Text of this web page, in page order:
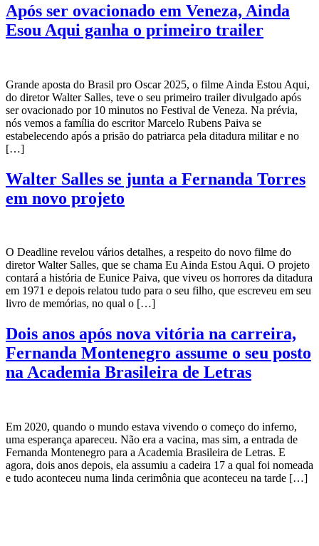
Após ser ovacionado em Veneza, Ainda
Esou Aqui ganha o primeiro trailer
Grande aposta do Brasil pro Oscar 2025, o filme Ainda Estou Aqui,
do diretor Walter Salles, teve o seu primeiro trailer divulgado após
ser ovacionado por 10 minutos no Festival de Veneza. Na prévia,
nós vemos a família do escritor Marcelo Rubens Paiva se
estabelecendo após a prisão do patriarca pela ditadura militar e no
[…]
Walter Salles se junta a Fernanda Torres
em novo projeto
O Deadline revelou vários detalhes, a respeito do novo filme do
diretor Walter Salles, que se chama Eu Ainda Estou Aqui. O projeto
contará a história de Eunice Paiva, que viveu os horrores da ditadura
em 1971 e depois relatou tudo para o seu filho, que escreveu em seu
livro de memórias, no qual o […]
Dois anos após nova vitória na carreira,
Fernanda Montenegro assume o seu posto
na Academia Brasileira de Letras
Em 2020, quando o mundo estava vivendo o começo do inferno,
uma esperança apareceu. Não era a vacina, mas sim, a entrada de
Fernanda Montenegro para a Academia Brasileira de Letras. E
agora, dois anos depois, ela assumiu a cadeira 17 a qual foi nomeada
e tudo aconteceu numa linda cerimônia que aconteceu na tarde […]